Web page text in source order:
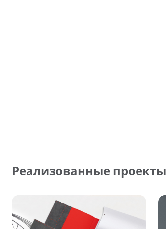
Реализованные проекты